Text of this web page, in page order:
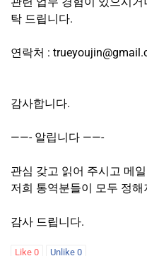
탁 드립니다.
연락처 :
감사합니다.
——- 알립니다 ——-
관심 갖고 읽어 주시고 메
저희 통역분들이 모두 정
감사 드립니다.
Like 0 Unlike 0